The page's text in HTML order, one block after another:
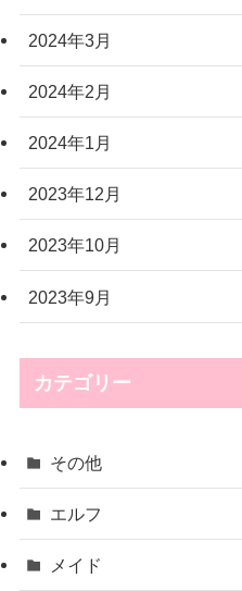
2024年3月
2024年2月
2024年1月
2023年12月
2023年10月
2023年9月
カテゴリー
その他
エルフ
メイド